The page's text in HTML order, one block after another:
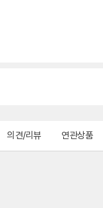
의견/리뷰 연관상품